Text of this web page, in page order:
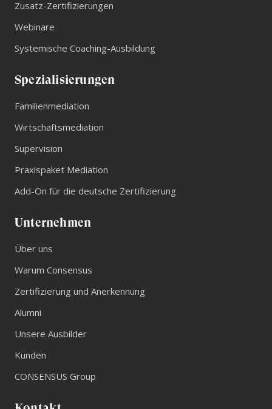
Zusatz-Zertifizierungen
Webinare
Systemische Coaching-Ausbildung
Spezialisierungen
Familienmediation
Wirtschaftsmediation
Supervision
Praxispaket Mediation
Add-On für die deutsche Zertifizierung
Unternehmen
Über uns
Warum Consensus
Zertifizierung und Anerkennung
Alumni
Unsere Ausbilder
Kunden
CONSENSUS Group